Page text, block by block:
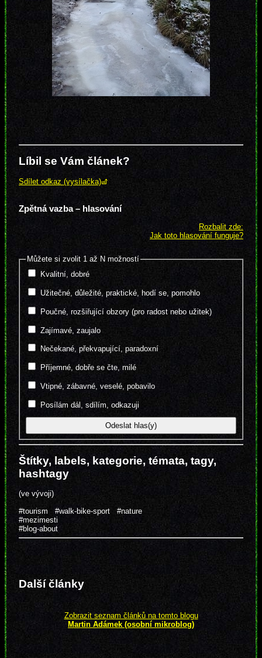
Líbil se Vám článek?
Sdílet odkaz (vysílačka)
Zpětná vazba – hlasování
Rozbalit zde:
Jak toto hlasování funguje?
Můžete si zvolit 1 až N možností
Kvalitní, dobré
Užitečné, důležité, praktické, hodí se, pomohlo
Poučné, rozšiřující obzory (pro radost nebo užitek)
Zajímavé, zaujalo
Nečekané, překvapující, paradoxní
Příjemné, dobře se čte, milé
Vtipné, zábavné, veselé, pobavilo
Posílám dál, sdílím, odkazuji
Štítky, labels, kategorie, témata, tagy,
hashtagy
(ve vývoji)
#tourism
#walk-bike-sport
#nature
#mezimesti
#blog-about
Další články
Zobrazit seznam článků na tomto blogu
Martin Adámek (osobní mikroblog)